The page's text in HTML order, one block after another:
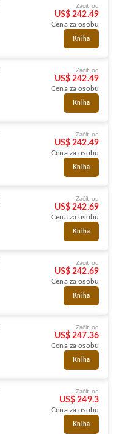
Začít od
US$ 242.49
Cena za osobu
Kniha
Začít od
US$ 242.49
Cena za osobu
Kniha
Začít od
US$ 242.49
Cena za osobu
Kniha
Začít od
US$ 242.69
Cena za osobu
Kniha
Začít od
US$ 242.69
Cena za osobu
Kniha
Začít od
US$ 247.36
Cena za osobu
Kniha
Začít od
US$ 249.3
Cena za osobu
Kniha